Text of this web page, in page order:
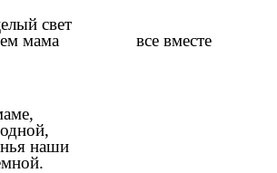
свет
чем мама все вместе
наши